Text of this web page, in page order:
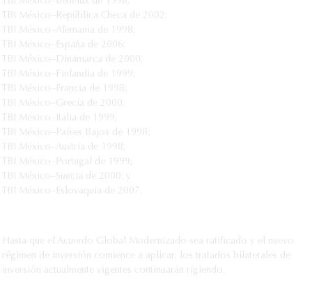
TBI México–República Checa de 2002;
TBI México–Alemania de 1998;
TBI México–España de 2006;
TBI México–Dinamarca de 2000;
TBI México–Finlandia de 1999;
TBI México–Francia de 1998;
TBI México–Grecia de 2000;
TBI México–Italia de 1999;
TBI México–Países Bajos de 1998;
TBI México–Austria de 1998;
TBI México–Portugal de 1999;
TBI México–Suecia de 2000; y
TBI México–Eslovaquia de 2007.
Hasta que el Acuerdo Global Modernizado sea ratificado y el nuevo
régimen de inversión comience a aplicar, los tratados bilaterales de
inversión actualmente vigentes continuarán rigiendo.